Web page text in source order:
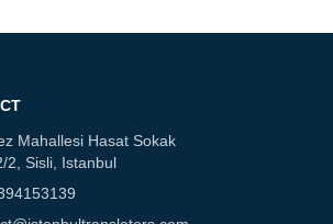
Mahallesi Hasat Sokak
2
Sisli Istanbul